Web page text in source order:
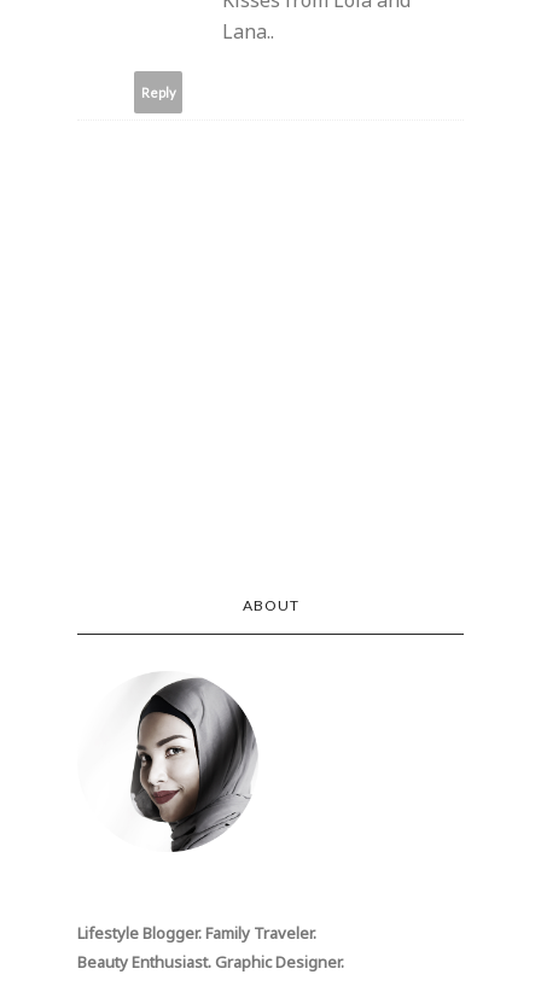
Lana..
Reply
ABOUT
Lifestyle Blogger. Family Traveler.
Beauty Enthusiast. Graphic Designer.